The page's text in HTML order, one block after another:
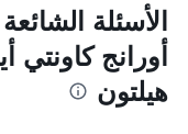
الأسئلة
أورانج كاونتي
هيلتون